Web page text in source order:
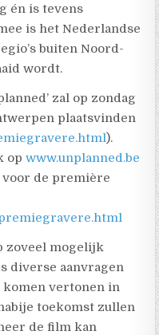
én is tevens
is het Nederlandse
buiten Noord-
wordt.
zal op zondag
plaatsvinden
).
opwww.unplanned.be
de première
zoveel mogelijk
diverse aanvragen
vertonen in
toekomst zullen
de film kan